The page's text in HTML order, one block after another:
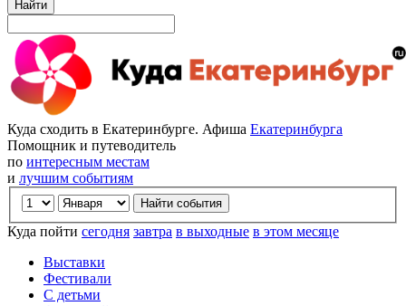
Найти
Куда сходить в Екатеринбурге. Афиша Екатеринбурга
Помощник и путеводитель
по интересным местам
и лучшим событиям
Куда пойти сегодня завтра в выходные в этом месяце
Выставки
Фестивали
С детьми